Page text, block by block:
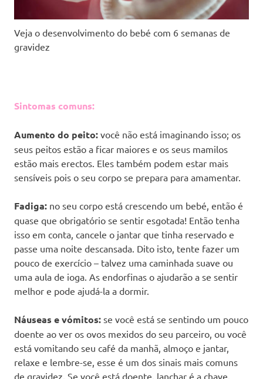
Veja o desenvolvimento do bebé com 6 semanas de
gravidez
Sintomas comuns:
Aumento do peito: você não está imaginando isso; os
seus peitos estão a ficar maiores e os seus mamilos
estão mais erectos. Eles também podem estar mais
sensíveis pois o seu corpo se prepara para amamentar.
Fadiga: no seu corpo está crescendo um bebé, então é
quase que obrigatório se sentir esgotada! Então tenha
isso em conta, cancele o jantar que tinha reservado e
passe uma noite descansada. Dito isto, tente fazer um
pouco de exercício – talvez uma caminhada suave ou
uma aula de ioga. As endorfinas o ajudarão a se sentir
melhor e pode ajudá-la a dormir.
Náuseas e vómitos: se você está se sentindo um pouco
doente ao ver os ovos mexidos do seu parceiro, ou você
está vomitando seu café da manhã, almoço e jantar,
relaxe e lembre-se, esse é um dos sinais mais comuns
de gravidez. Se você está doente, lanchar é a chave.